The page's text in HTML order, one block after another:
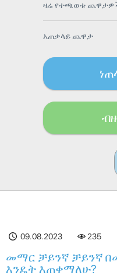
ዛሬ የተጫወቱ
አጠቃላይ ጨዋታ
09.08.2023 235
መማር ቻይንኛ ቻይንኛ
እንዴት እጠቀማለሁ?